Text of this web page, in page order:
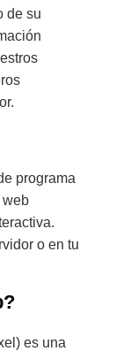
de su
programa
web
o en tu
es una